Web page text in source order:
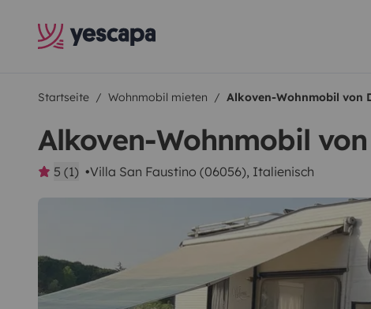
Startseite Wohnmobil mieten Alkoven-Wohnmobil von
Alkoven-Wohnmobil
5 (1) Villa San Faustino (06056), Italienisch